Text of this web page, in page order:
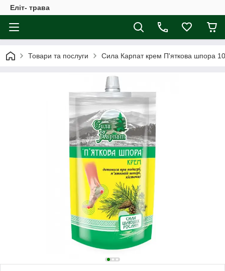
Еліт- трава
Товари та послуги Сила Карпат крем П'яткова шпора